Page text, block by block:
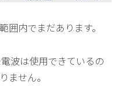
内でまだあります。
波は使用できているの
ません。